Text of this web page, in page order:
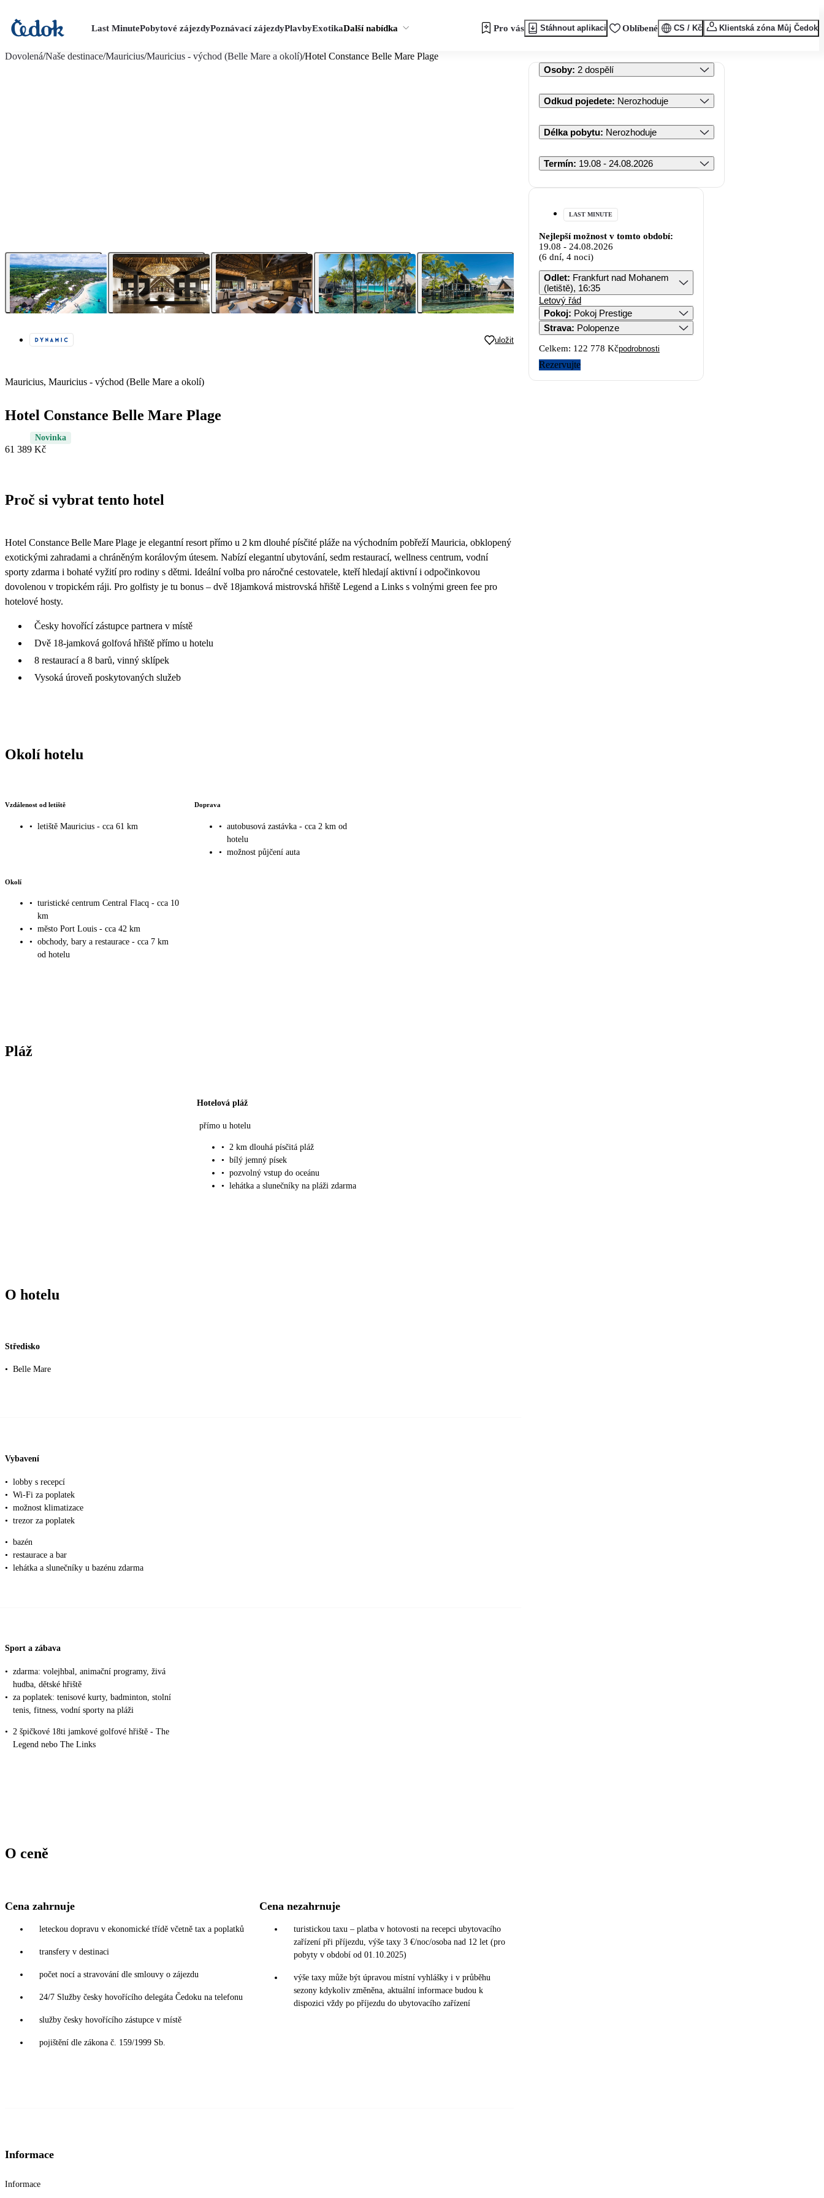
Last MinutePobytové zájezdyPoznávací zájezdyPlavbyExotikaDalší nabídka Pro vás Stáhnout aplikaci Oblíbené CS / Kč Klientská zóna Můj Čedok
Dovolená/Naše destinace/Mauricius/Mauricius - východ (Belle Mare a okolí)/Hotel Constance Belle Mare Plage
uložit
Mauricius, Mauricius - východ (Belle Mare a okolí)
Hotel Constance Belle Mare Plage
Novinka
61 389 Kč
Proč si vybrat tento hotel
Hotel Constance Belle Mare Plage je elegantní resort přímo u 2 km dlouhé písčité pláže na východním pobřeží Mauricia, obklopený
exotickými zahradami a chráněným korálovým útesem. Nabízí elegantní ubytování, sedm restaurací, wellness centrum, vodní
sporty zdarma i bohaté vyžití pro rodiny s dětmi. Ideální volba pro náročné cestovatele, kteří hledají aktivní i odpočinkovou
dovolenou v tropickém ráji. Pro golfisty je tu bonus – dvě 18jamková mistrovská hřiště Legend a Links s volnými green fee pro
hotelové hosty.
Česky hovořící zástupce partnera v místě
Dvě 18-jamková golfová hřiště přímo u hotelu
8 restaurací a 8 barů, vinný sklípek
Vysoká úroveň poskytovaných služeb
Okolí hotelu
Vzdálenost od letiště
• letiště Mauricius - cca 61 km
Doprava
• autobusová zastávka - cca 2 km od
hotelu
• možnost půjčení auta
Okolí
• turistické centrum Central Flacq - cca 10
km
• město Port Louis - cca 42 km
• obchody, bary a restaurace - cca 7 km
od hotelu
Pláž
Hotelová pláž
přímo u hotelu
• 2 km dlouhá písčitá pláž
• bílý jemný písek
• pozvolný vstup do oceánu
• lehátka a slunečníky na pláži zdarma
O hotelu
Středisko
• Belle Mare
Vybavení
• lobby s recepcí
• Wi-Fi za poplatek
• možnost klimatizace
• trezor za poplatek
• bazén
• restaurace a bar
• lehátka a slunečníky u bazénu zdarma
Sport a zábava
• zdarma: volejhbal, animační programy, živá
hudba, dětské hřiště
• za poplatek: tenisové kurty, badminton, stolní
tenis, fitness, vodní sporty na pláži
•
2 špičkové 18ti jamkové golfové hřiště - The
Legend nebo The Links
O ceně
Cena zahrnuje
leteckou dopravu v ekonomické třídě včetně tax a poplatků
transfery v destinaci
počet nocí a stravování dle smlouvy o zájezdu
24/7 Služby česky hovořícího delegáta Čedoku na telefonu
služby česky hovořícího zástupce v místě
pojištění dle zákona č. 159/1999 Sb.
Cena nezahrnuje
turistickou taxu – platba v hotovosti na recepci ubytovacího
zařízení při příjezdu, výše taxy 3 €/noc/osoba nad 12 let (pro
pobyty v období od 01.10.2025)
výše taxy může být úpravou místní vyhlášky i v průběhu
sezony kdykoliv změněna, aktuální informace budou k
dispozici vždy po příjezdu do ubytovacího zařízení
Informace
Informace
Osoby: 2 dospělí
Odkud pojedete: Nerozhoduje
Délka pobytu: Nerozhoduje
Termín: 19.08 - 24.08.2026
LAST MINUTE
Nejlepší možnost v tomto období:
19.08 - 24.08.2026
(6 dní, 4 noci)
Odlet: Frankfurt nad Mohanem
(letiště), 16:35
Letový řád
Pokoj: Pokoj Prestige
Strava: Polopenze
Celkem: 122 778 Kčpodrobnosti
Rezervujte